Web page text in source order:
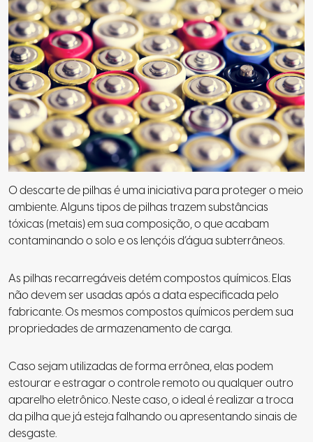
O descarte de pilhas é uma iniciativa para proteger o meio
ambiente. Alguns tipos de pilhas trazem substâncias
tóxicas (metais) em sua composição, o que acabam
contaminando o solo e os lençóis d’água subterrâneos.
As pilhas recarregáveis detém compostos químicos. Elas
não devem ser usadas após a data especificada pelo
fabricante. Os mesmos compostos químicos perdem sua
propriedades de armazenamento de carga.
Caso sejam utilizadas de forma errônea, elas podem
estourar e estragar o controle remoto ou qualquer outro
aparelho eletrônico. Neste caso, o ideal é realizar a troca
da pilha que já esteja falhando ou apresentando sinais de
desgaste.